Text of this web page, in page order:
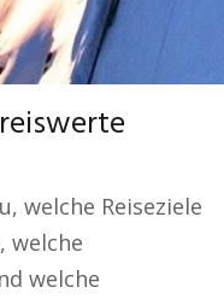
welche Reiseziele
welche
welche